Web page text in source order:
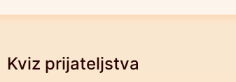
Kviz prijateljstva